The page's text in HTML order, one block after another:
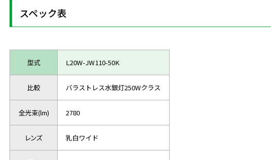
スペック表
型式 L20W-JW110-50K
比較 バラストレス水銀灯250Wクラス
全光束(lm) 2780
レンズ 乳白ワイド